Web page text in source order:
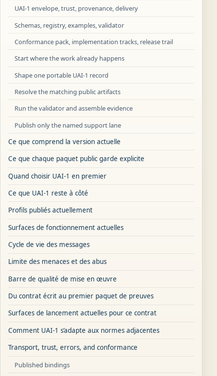
UAI-1 envelope, trust, provenance, delivery
Schemas, registry, examples, validator
Conformance pack, implementation tracks, release trail
Start where the work already happens
Shape one portable UAI-1 record
Resolve the matching public artifacts
Run the validator and assemble evidence
Publish only the named support lane
Ce que comprend la version actuelle
Ce que chaque paquet public garde explicite
Quand choisir UAI-1 en premier
Ce que UAI-1 reste à côté
Profils publiés actuellement
Surfaces de fonctionnement actuelles
Cycle de vie des messages
Limite des menaces et des abus
Barre de qualité de mise en œuvre
Du contrat écrit au premier paquet de preuves
Surfaces de lancement actuelles pour ce contrat
Comment UAI-1 s’adapte aux normes adjacentes
Transport, trust, errors, and conformance
Published bindings